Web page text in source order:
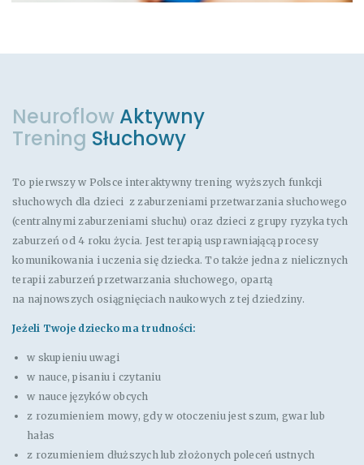
Neuroflow Aktywny
Trening Słuchowy
To pierwszy w Polsce interaktywny trening wyższych funkcji
słuchowych dla dzieci z zaburzeniami przetwarzania słuchowego
(centralnymi zaburzeniami słuchu) oraz dzieci z grupy ryzyka tych
zaburzeń od 4 roku życia. Jest terapią usprawniającą procesy
komunikowania i uczenia się dziecka. To także jedna z nielicznych
terapii zaburzeń przetwarzania słuchowego, opartą
na najnowszych osiągnięciach naukowych z tej dziedziny.
Jeżeli Twoje dziecko ma trudności:
w skupieniu uwagi
w nauce, pisaniu i czytaniu
w nauce języków obcych
z rozumieniem mowy, gdy w otoczeniu jest szum, gwar lub
hałas
z rozumieniem dłuższych lub złożonych poleceń ustnych